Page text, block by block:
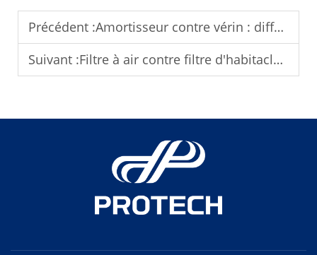
Précédent :Amortisseur contre vérin : différences clés que tout propriétaire de voiture devrait connaître
Suivant :Filtre à air contre filtre d'habitacle : ce que chacun fait pour votre voiture